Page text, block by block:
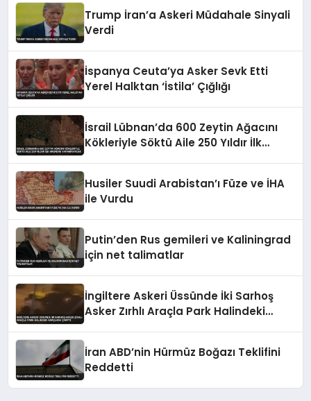
Trump İran’a Askeri Müdahale Sinyali
Verdi
İspanya Ceuta’ya Asker Sevk Etti
Yerel Halktan ‘İstila’ Çığlığı
İsrail Lübnan’da 600 Zeytin Ağacını
Kökleriyle Söktü Aile 250 Yıldır İlk
Husiler Suudi Arabistan’ı Füze ve İHA
ile Vurdu
Putin’den Rus gemileri ve Kaliningrad
için net talimatlar
İngiltere Askeri Üssünde İki Sarhoş
Asker Zırhlı Araçla Park Halindeki
İran ABD’nin Hürmüz Boğazı Teklifini
Reddetti